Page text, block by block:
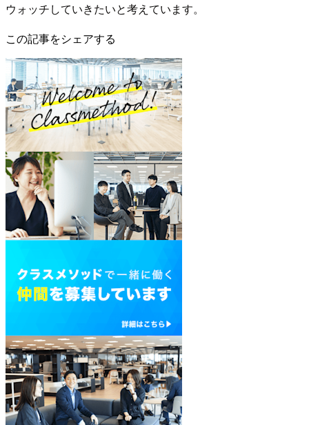
ウォッチしていきたいと考えています。
この記事をシェアする